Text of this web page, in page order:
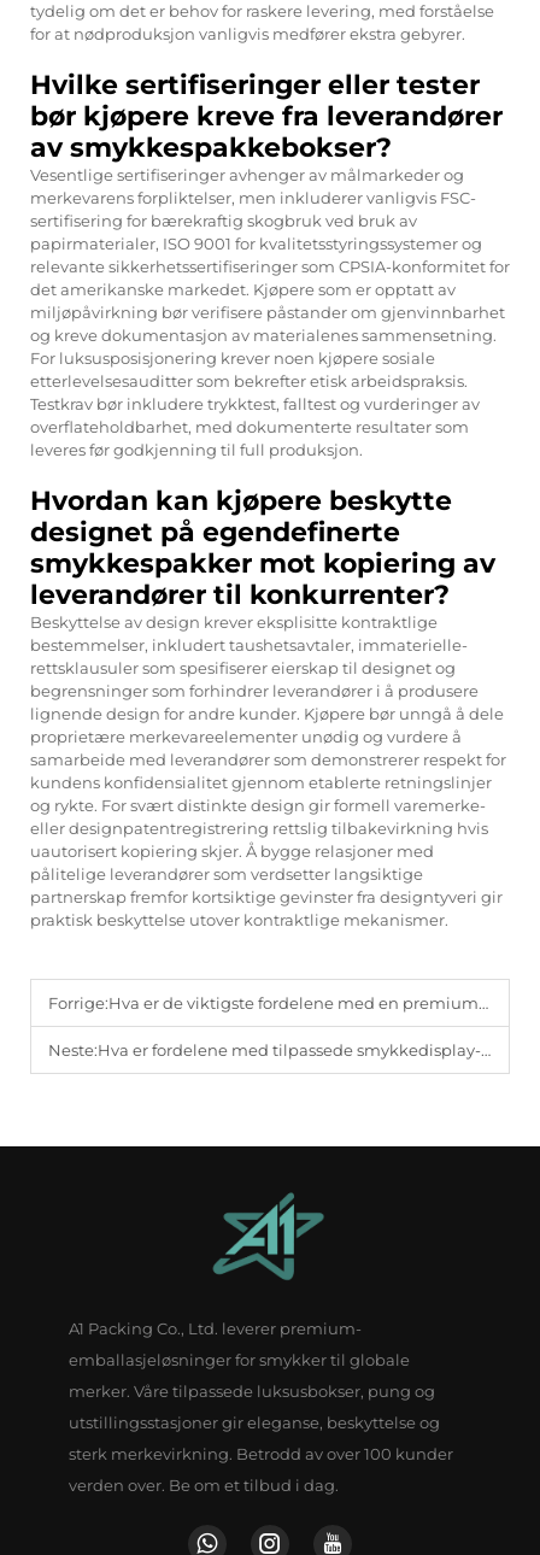
tydelig om det er behov for raskere levering, med forståelse
for at nødproduksjon vanligvis medfører ekstra gebyrer.
Hvilke sertifiseringer eller tester
bør kjøpere kreve fra leverandører
av smykkespakkebokser?
Vesentlige sertifiseringer avhenger av målmarkeder og
merkevarens forpliktelser, men inkluderer vanligvis FSC-
sertifisering for bærekraftig skogbruk ved bruk av
papirmaterialer, ISO 9001 for kvalitetsstyringssystemer og
relevante sikkerhetssertifiseringer som CPSIA-konformitet for
det amerikanske markedet. Kjøpere som er opptatt av
miljøpåvirkning bør verifisere påstander om gjenvinnbarhet
og kreve dokumentasjon av materialenes sammensetning.
For luksusposisjonering krever noen kjøpere sosiale
etterlevelsesauditter som bekrefter etisk arbeidspraksis.
Testkrav bør inkludere trykktest, falltest og vurderinger av
overflateholdbarhet, med dokumenterte resultater som
leveres før godkjenning til full produksjon.
Hvordan kan kjøpere beskytte
designet på egendefinerte
smykkespakker mot kopiering av
leverandører til konkurrenter?
Beskyttelse av design krever eksplisitte kontraktlige
bestemmelser, inkludert taushetsavtaler, immaterielle-
rettsklausuler som spesifiserer eierskap til designet og
begrensninger som forhindrer leverandører i å produsere
lignende design for andre kunder. Kjøpere bør unngå å dele
proprietære merkevareelementer unødig og vurdere å
samarbeide med leverandører som demonstrerer respekt for
kundens konfidensialitet gjennom etablerte retningslinjer
og rykte. For svært distinkte design gir formell varemerke-
eller designpatentregistrering rettslig tilbakevirkning hvis
uautorisert kopiering skjer. Å bygge relasjoner med
pålitelige leverandører som verdsetter langsiktige
partnerskap fremfor kortsiktige gevinster fra designtyveri gir
praktisk beskyttelse utover kontraktlige mekanismer.
Forrige:Hva er de viktigste fordelene med en premium-smykkespakke?
Neste:Hva er fordelene med tilpassede smykkedisplay-løsninger?
A1 Packing Co., Ltd. leverer premium-
emballasjeløsninger for smykker til globale
merker. Våre tilpassede luksusbokser, pung og
utstillingsstasjoner gir eleganse, beskyttelse og
sterk merkevirkning. Betrodd av over 100 kunder
verden over. Be om et tilbud i dag.